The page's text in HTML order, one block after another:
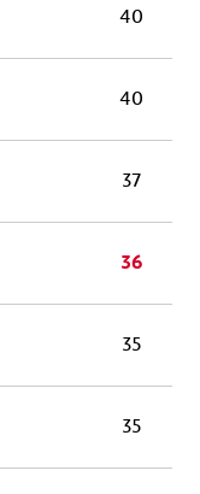
40
40
37
36
35
35